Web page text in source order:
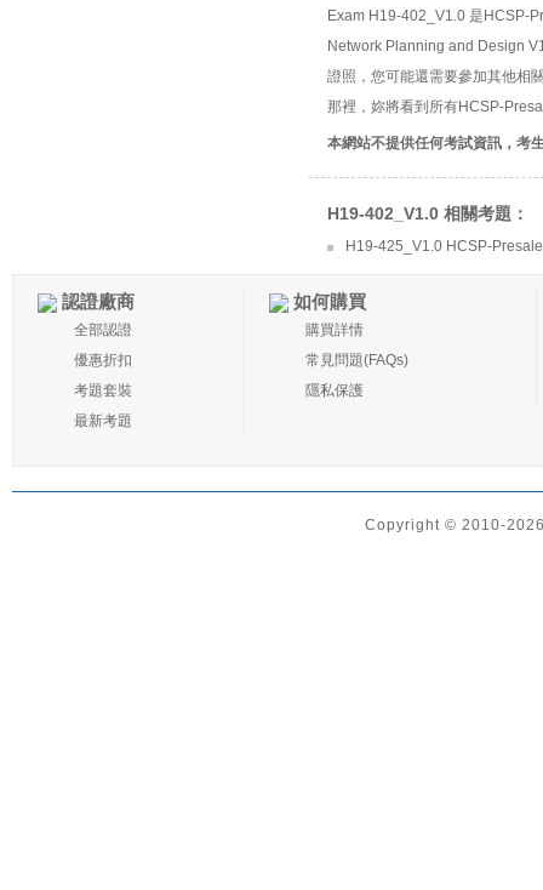
Exam H19-402_V1.0 是HCSP-
Network Planning and Design
證照，您可能還需要參加其他相
那裡，妳將看到所有HCSP-
本網站不提供任何考試資訊，考
H19-402_V1.0 相關考題：
H19-425_V1.0 HCSP-
認證廠商
全部認證
優惠折扣
考題套裝
最新考題
如何購買
購買詳情
常見問題(FAQs)
隱私保護
Copyright © 2010-